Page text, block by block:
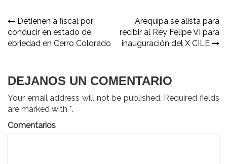
Navegación
de
Detienen a fiscal por
conducir en estado de
ebriedad en Cerro Colorado
Arequipa se alista para
recibir al Rey Felipe VI para
inauguración del X CILE
DEJANOS UN COMENTARIO
Your email address will not be published. Required fields
are marked with *.
Comentarios